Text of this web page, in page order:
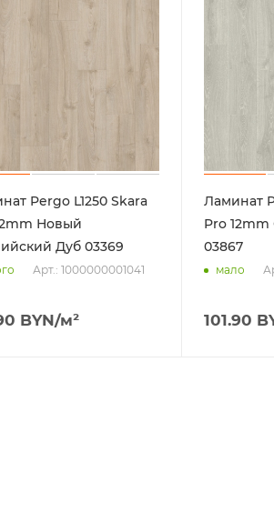
Pergo L1250 Skara
Новый
Дуб 03369
Арт.: 1000000001041
BYN/м²
Ламинат
Pro 12mm Студийный Дуб
03867
мало
101.90